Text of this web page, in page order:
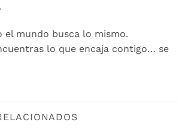
el mundo busca lo mismo.
lo que encaja contigo… se